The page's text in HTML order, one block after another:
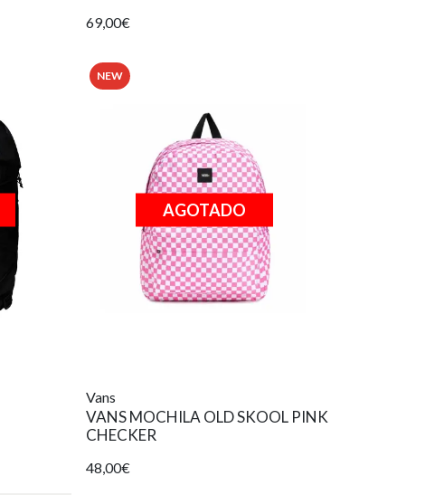
69,00€
NEW
AGOTADO
Vans
VANS MOCHILA OLD SKOOL PINK
CHECKER
48,00€